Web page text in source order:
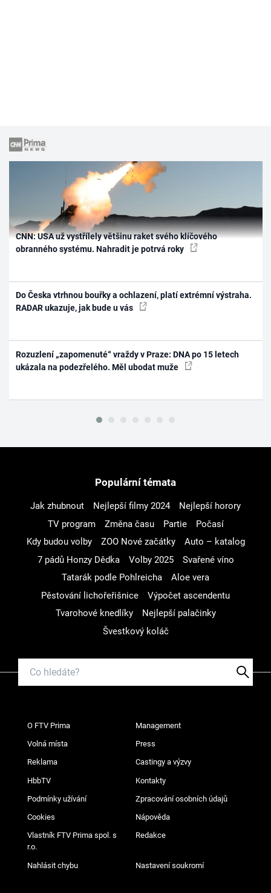
CNN: USA už vystřílely většinu raket svého klíčového
obranného systému. Nahradit je potrvá roky
Do Česka vtrhnou bouřky a ochlazení, platí extrémní výstraha.
RADAR ukazuje, jak bude u vás
Rozuzlení „zapomenuté“ vraždy v Praze: DNA po 15 letech
ukázala na podezřelého. Měl ubodat muže
Populární témata
Jak zhubnout Nejlepší filmy 2024
Nejlepší horory
TV program
Změna času Partie
Počasí
Kdy budou volby
ZOO Nové začátky
Auto – katalog
7 pádů Honzy Dědka
Volby 2025
Svařené víno
Tatarák podle Pohlreicha
Aloe vera
Pěstování lichořeřišnice
Výpočet ascendentu
Tvarohové knedlíky
Nejlepší palačinky
Švestkový koláč
O FTV Prima Management
Volná místa Press
Reklama Castingy a výzvy
HbbTV Kontakty
Podmínky užívání Zpracování osobních údajů
Cookies Nápověda
Vlastník FTV Prima spol. s
r.o.
Redakce
Nahlásit chybu Nastavení soukromí